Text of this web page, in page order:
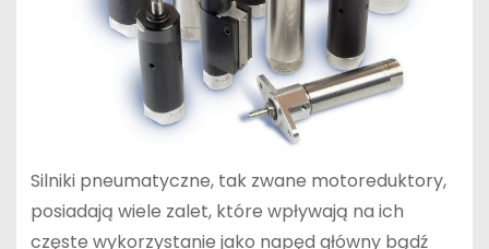
Silniki pneumatyczne, tak zwane motoreduktory,
posiadają wiele zalet, które wpływają na ich
częste wykorzystanie jako napęd główny bądź